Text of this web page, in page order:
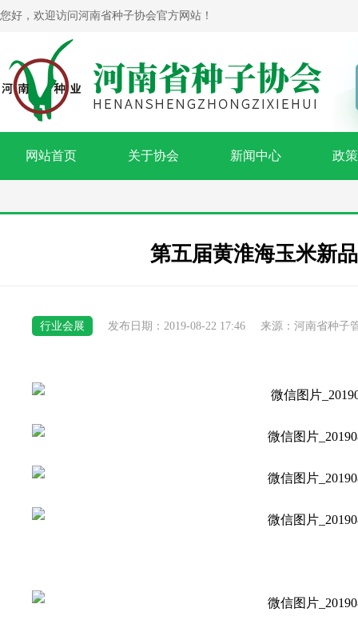
您好，欢迎访问河南省种子协会官方网站！
网站首页 关于协会 新闻中心 政
第五届黄淮海玉米新
行业会展 发布日期：2019-08-22 17:46 来源：河南省种子